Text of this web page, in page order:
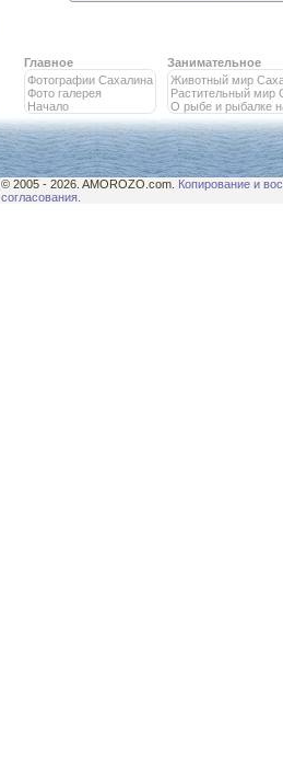
Главное
Фотографии Сахалина
Фото галерея
Начало
Занимательное
Животный мир
Растительный мир
О рыбе и рыбалке
© 2005 - 2026. AMOROZO.com. Копирование и
согласования.